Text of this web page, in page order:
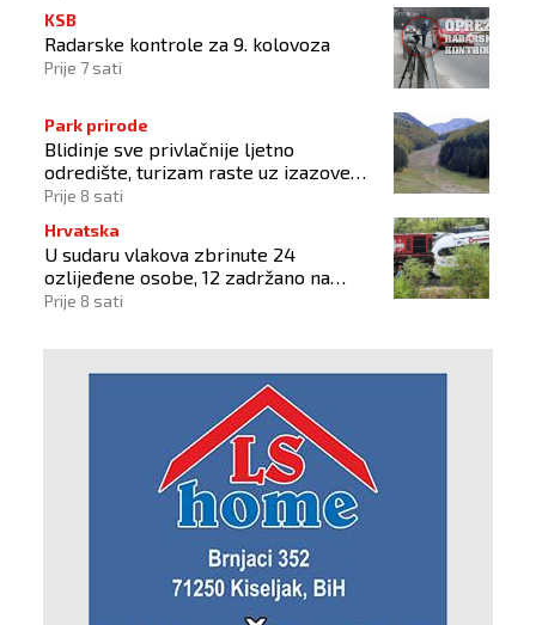
KSB
Radarske kontrole za 9. kolovoza
Prije 7 sati
Park prirode
Blidinje sve privlačnije ljetno
odredište, turizam raste uz izazove
očuvanja prirode
Prije 8 sati
Hrvatska
U sudaru vlakova zbrinute 24
ozlijeđene osobe, 12 zadržano na
liječenju
Prije 8 sati